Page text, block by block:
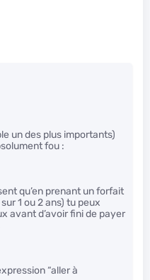
un des plus importants)
fou :
qu’en prenant un forfait
1 ou 2 ans) tu peux
avant d’avoir fini de payer
“aller à